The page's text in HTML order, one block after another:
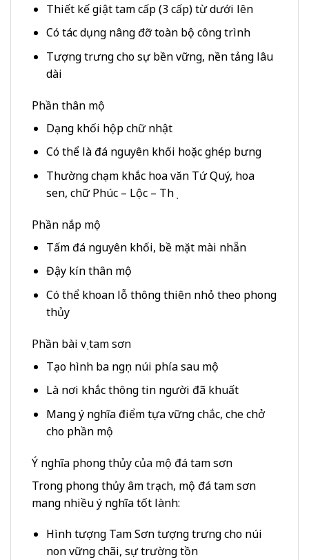
Thiết kế giật tam cấp (3 cấp) từ dưới lên
Có tác dụng nâng đỡ toàn bộ công trình
Tượng trưng cho sự bền vững, nền tảng lâu
dài
Phần thân mộ
Dạng khối hộp chữ nhật
Có thể là đá nguyên khối hoặc ghép bưng
Thường chạm khắc hoa văn Tứ Quý, hoa
sen, chữ Phúc – Lộc – Thọ
Phần nắp mộ
Tấm đá nguyên khối, bề mặt mài nhẵn
Đậy kín thân mộ
Có thể khoan lỗ thông thiên nhỏ theo phong
thủy
Phần bài vị tam sơn
Tạo hình ba ngọn núi phía sau mộ
Là nơi khắc thông tin người đã khuất
Mang ý nghĩa điểm tựa vững chắc, che chở
cho phần mộ
Ý nghĩa phong thủy của mộ đá tam sơn
Trong phong thủy âm trạch, mộ đá tam sơn
mang nhiều ý nghĩa tốt lành:
Hình tượng Tam Sơn tượng trưng cho núi
non vững chãi, sự trường tồn